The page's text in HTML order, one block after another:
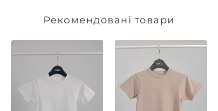
виготовлення індивідуальних замовлень
Рекомендовані товари